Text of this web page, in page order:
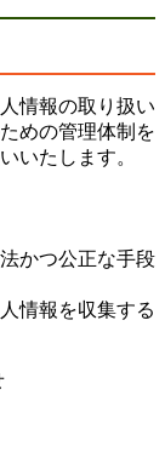
情報の取り扱い
めの管理体制を
いたします。
かつ公正な手段
情報を収集する